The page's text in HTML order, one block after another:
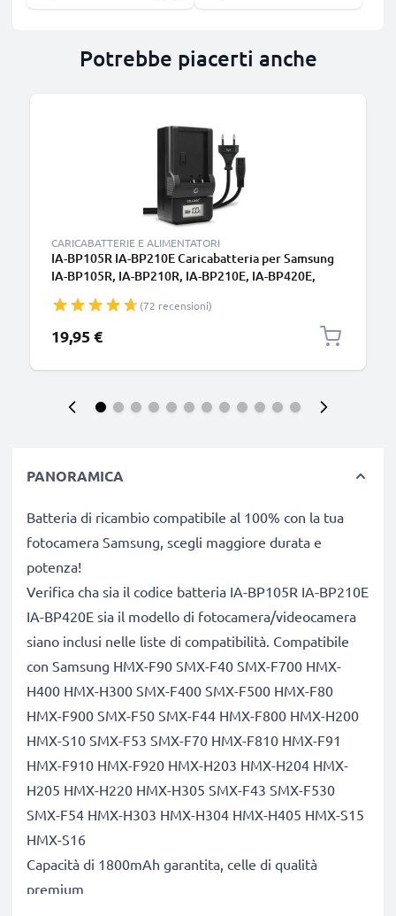
Potrebbe piacerti anche
CARICABATTERIE E ALIMENTATORI
IA-BP105R IA-BP210E Caricabatteria per Samsung
IA-BP105R, IA-BP210R, IA-BP210E, IA-BP420E,
CELLONIC
(72 recensioni)
19,95 €
PANORAMICA
Batteria di ricambio compatibile al 100% con la tua
fotocamera Samsung, scegli maggiore durata e
potenza!
Verifica cha sia il codice batteria IA-BP105R IA-BP210E
IA-BP420E sia il modello di fotocamera/videocamera
siano inclusi nelle liste di compatibilità. Compatibile
con Samsung HMX-F90 SMX-F40 SMX-F700 HMX-
H400 HMX-H300 SMX-F400 SMX-F500 HMX-F80
HMX-F900 SMX-F50 SMX-F44 HMX-F800 HMX-H200
HMX-S10 SMX-F53 SMX-F70 HMX-F810 HMX-F91
HMX-F910 HMX-F920 HMX-H203 HMX-H204 HMX-
H205 HMX-H220 HMX-H305 SMX-F43 SMX-F530
SMX-F54 HMX-H303 HMX-H304 HMX-H405 HMX-S15
HMX-S16
Capacità di 1800mAh garantita, celle di qualità
premium